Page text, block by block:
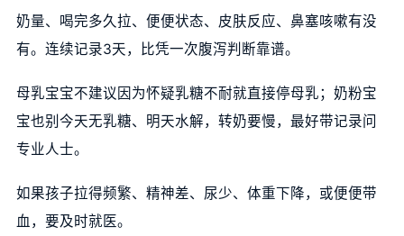
奶量、喝完多久拉、便便状态、皮肤反应、鼻塞咳嗽有没
有。连续记录3天，比凭一次腹泻判断靠谱。
母乳宝宝不建议因为怀疑乳糖不耐就直接停母乳；奶粉宝
宝也别今天无乳糖、明天水解，转奶要慢，最好带记录问
专业人士。
如果孩子拉得频繁、精神差、尿少、体重下降，或便便带
血，要及时就医。